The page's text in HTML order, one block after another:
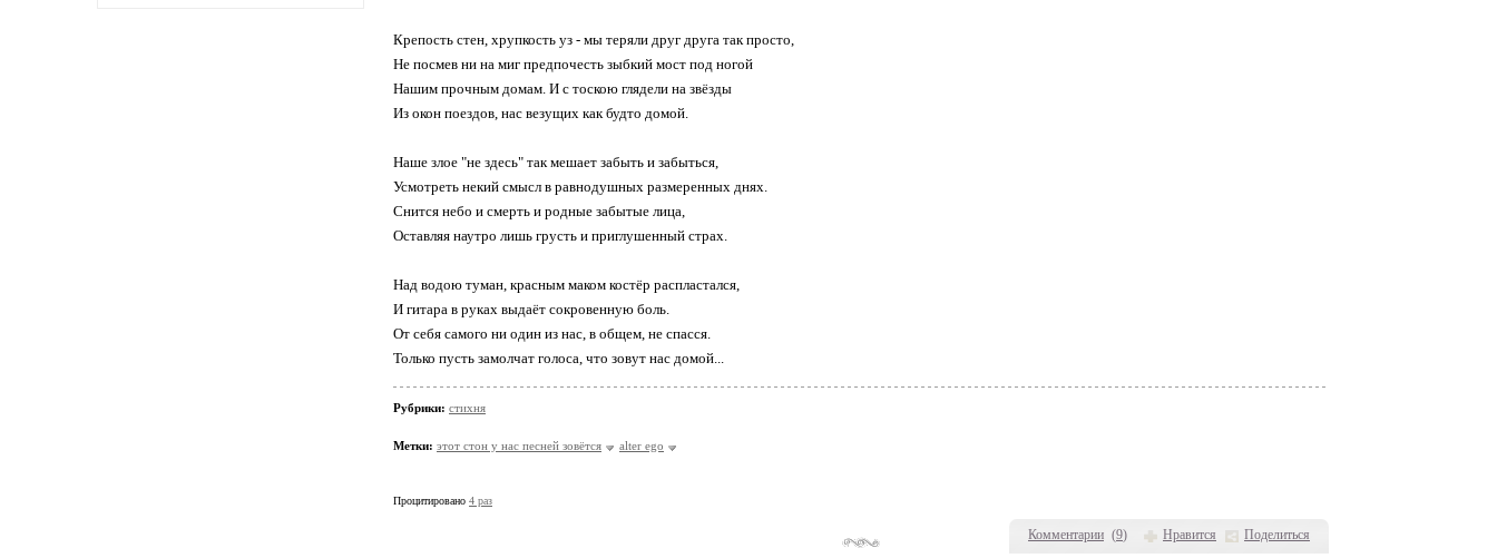
Комментарии (9) Нравится Поделиться
Крепость стен, хрупкость уз - мы теряли друг друга так просто,
Не посмев ни на миг предпочесть зыбкий мост под ногой
Нашим прочным домам. И с тоскою глядели на звёзды
Из окон поездов, нас везущих как будто домой.
Наше злое "не здесь" так мешает забыть и забыться,
Усмотреть некий смысл в равнодушных размеренных днях.
Снится небо и смерть и родные забытые лица,
Оставляя наутро лишь грусть и приглушенный страх.
Над водою туман, красным маком костёр распластался,
И гитара в руках выдаёт сокровенную боль.
От себя самого ни один из нас, в общем, не спасся.
Только пусть замолчат голоса, что зовут нас домой...
Рубрики: стихня
Метки: этот стон у нас песней зовётся alter ego
Процитировано 4 раз